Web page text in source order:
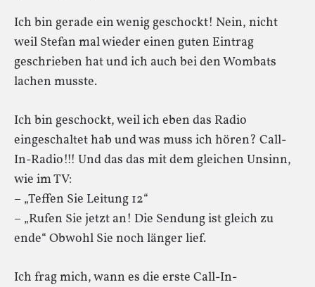
Ich bin gerade ein wenig geschockt! Nein, nicht
weil Stefan mal wieder einen guten Eintrag
geschrieben hat und ich auch bei den Wombats
lachen musste.
Ich bin geschockt, weil ich eben das Radio
eingeschaltet hab und was muss ich hören? Call-
In-Radio!!! Und das das mit dem gleichen Unsinn,
wie im TV:
– „Teffen Sie Leitung 12“
– „Rufen Sie jetzt an! Die Sendung ist gleich zu
ende“ Obwohl Sie noch länger lief.
Ich frag mich, wann es die erste Call-In-